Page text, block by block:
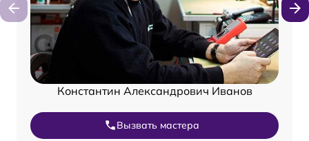
Константин Александрович Иванов
Вызвать мастера